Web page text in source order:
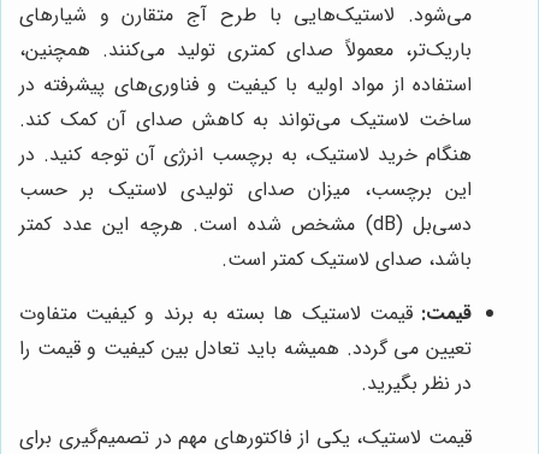
می‌شود. لاستیک‌هایی با طرح آج متقارن و شیارهای
باریک‌تر، معمولاً صدای کمتری تولید می‌کنند. همچنین،
استفاده از مواد اولیه با کیفیت و فناوری‌های پیشرفته در
ساخت لاستیک می‌تواند به کاهش صدای آن کمک کند.
هنگام خرید لاستیک، به برچسب انرژی آن توجه کنید. در
این برچسب، میزان صدای تولیدی لاستیک بر حسب
دسی‌بل (dB) مشخص شده است. هرچه این عدد کمتر
باشد، صدای لاستیک کمتر است.
قیمت: قیمت لاستیک ها بسته به برند و کیفیت متفاوت
تعیین می گردد. همیشه باید تعادل بین کیفیت و قیمت را
در نظر بگیرید.
قیمت لاستیک، یکی از فاکتورهای مهم در تصمیم‌گیری برای